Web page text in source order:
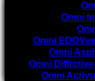
Omni
Omni
Omni
Omni
Omni